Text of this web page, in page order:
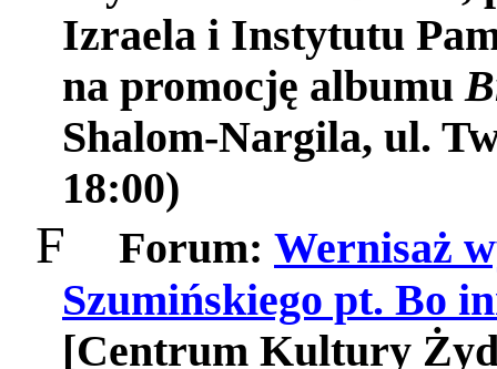
Izraela i Instytutu
na promocję albumu
Shalom-Nargila, ul.
18:00)
F Forum: Wernisaż
Szumińskiego pt. Bo
[Centrum Kultury